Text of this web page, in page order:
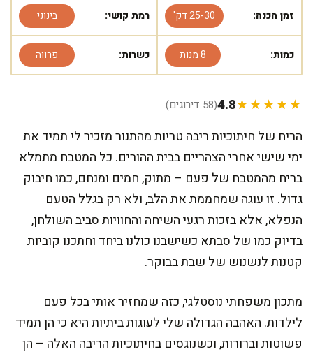
זמן הכנה: 25-30 דק' רמת קושי: בינוני
כמות: 8 מנות כשרות: פרווה
★★★★★
4.8(58 דירוגים)
הריח של חיתוכיות ריבה טריות מהתנור מזכיר לי תמיד את
ימי שישי אחרי הצהריים בבית ההורים. כל המטבח מתמלא
בריח מהמטבח של פעם – מתוק, חמים ומנחם, כמו חיבוק
גדול. זו עוגה שמחממת את הלב, ולא רק בגלל הטעם
הנפלא, אלא בזכות רגעי השיחה והחוויות סביב השולחן,
בדיוק כמו של סבתא כשישבנו כולנו ביחד וחתכנו קוביות
קטנות לנשנוש של שבת בבוקר.
מתכון משפחתי נוסטלגי, כזה שמחזיר אותי בכל פעם
לילדות. האהבה הגדולה שלי לעוגות ביתיות היא כי הן תמיד
פשוטות וברורות, וכשנוגסים בחיתוכיות הריבה האלה – הן